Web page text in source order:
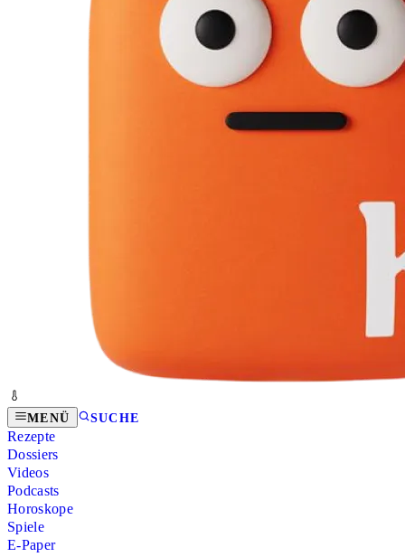
MENÜ SUCHE
Rezepte
Dossiers
Videos
Podcasts
Horoskope
Spiele
E-Paper